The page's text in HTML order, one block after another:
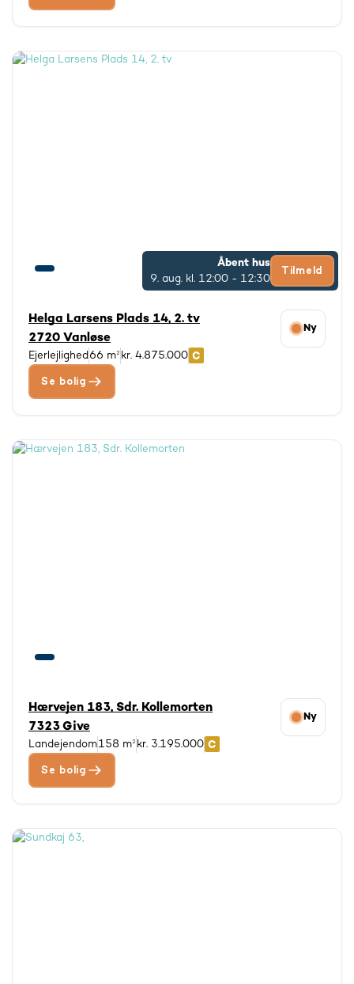
Åbent hus
9. aug. kl. 12:00 - 12:30
Tilmeld
Helga Larsens Plads 14, 2. tv
2720 Vanløse
Ny
Ejerlejlighed 66 m² kr. 4.875.000
Se bolig
Hærvejen 183, Sdr. Kollemorten
7323 Give
Ny
Landejendom158 m² kr. 3.195.000
Se bolig